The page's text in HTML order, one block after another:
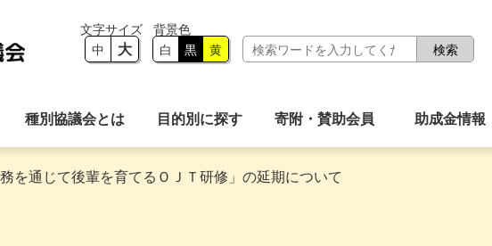
中 大 白 黒 黄
種別協議会とは 目的別に探す 寄附・賛助会員 助成金情報
を通じて後輩を育てるＯＪＴ研修」の延期について